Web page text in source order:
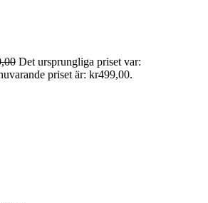
Det ursprungliga priset var:
priset är: kr499,00.